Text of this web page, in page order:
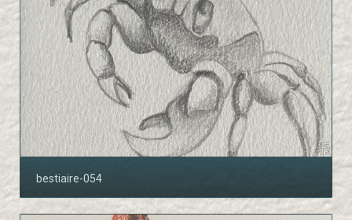
bestiaire-054